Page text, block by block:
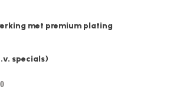
met premium plating
specials)